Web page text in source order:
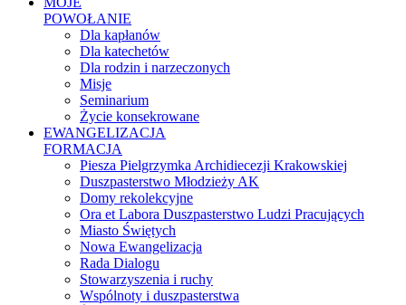
POWOŁANIE
Dla kapłanów
Dla katechetów
Dla rodzin i narzeczonych
Misje
Seminarium
Życie konsekrowane
EWANGELIZACJA
FORMACJA
Piesza Pielgrzymka Archidiecezji Krakowskiej
Duszpasterstwo Młodzieży AK
Domy rekolekcyjne
Ora et Labora Duszpasterstwo Ludzi Pracujących
Miasto Świętych
Nowa Ewangelizacja
Rada Dialogu
Stowarzyszenia i ruchy
Wspólnoty i duszpasterstwa